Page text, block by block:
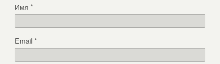
Имя *
Email*